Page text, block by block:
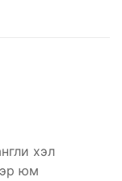
хэл
юм